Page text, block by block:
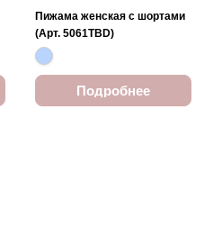
Пижама женская с шортами
(Арт. 5061TBD)
Подробнее